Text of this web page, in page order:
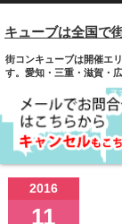
キューブは全国で
街コンキューブは開催エ
す。愛知・三重・滋賀・
2016
11